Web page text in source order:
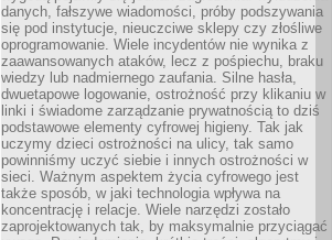
danych, fałszywe wiadomości, próby podszywania
się pod instytucje, nieuczciwe sklepy czy złośliwe
oprogramowanie. Wiele incydentów nie wynika z
zaawansowanych ataków, lecz z pośpiechu, braku
wiedzy lub nadmiernego zaufania. Silne hasła,
dwuetapowe logowanie, ostrożność przy klikaniu w
linki i świadome zarządzanie prywatnością to dziś
podstawowe elementy cyfrowej higieny. Tak jak
uczymy dzieci ostrożności na ulicy, tak samo
powinniśmy uczyć siebie i innych ostrożności w
sieci. Ważnym aspektem życia cyfrowego jest
także sposób, w jaki technologia wpływa na
koncentrację i relacje. Wiele narzędzi zostało
zaprojektowanych tak, by maksymalnie przyciągać